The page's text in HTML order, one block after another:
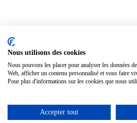
Nous utilisons des cookies
Nous pouvons les placer pour analyser les données
Web, afficher un contenu personnalisé et vous faire
Pour plus d'informations sur les cookies que nous
Accepter tout